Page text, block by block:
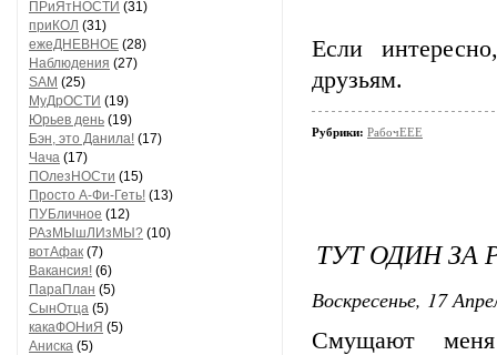
ПРиЯтНОСТИ (31)
приКОЛ (31)
ежеДНЕВНОЕ (28)
Наблюдения (27)
SAM (25)
МуДрОСТИ (19)
Юрьев день (19)
Бэн, это Данила! (17)
Чача (17)
ПОлезНОСти (15)
Просто А-Фи-Геть! (13)
ПУБличное (12)
РАзМЫшЛИзМЫ? (10)
вотАфак (7)
Вакансия! (6)
ПараПлан (5)
СынОтца (5)
какаФОНиЯ (5)
Аниска (5)
Если
друзьям.
Рубрики: РабочЕЕЕ
ТУТ ОДИН ЗА
Воскресенье, 17
Смущают